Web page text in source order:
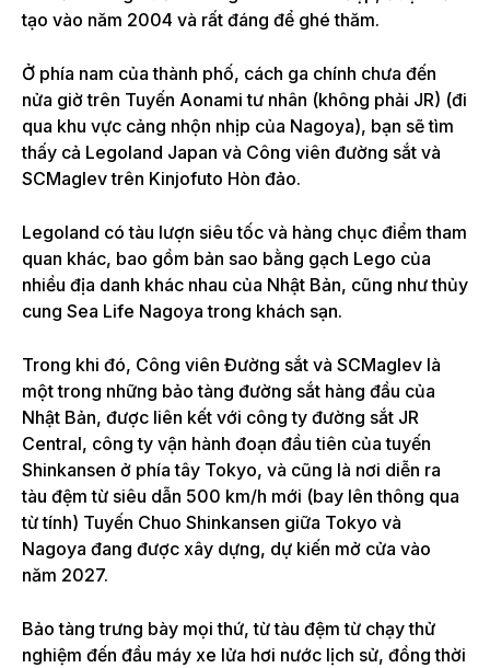
tạo vào năm 2004 và rất đáng để ghé thăm.
Ở phía nam của thành phố, cách ga chính chưa đến
nửa giờ trên Tuyến Aonami tư nhân (không phải JR) (đi
qua khu vực cảng nhộn nhịp của Nagoya), bạn sẽ tìm
thấy cả Legoland Japan và Công viên đường sắt và
SCMaglev trên Kinjofuto Hòn đảo.
Legoland có tàu lượn siêu tốc và hàng chục điểm tham
quan khác, bao gồm bản sao bằng gạch Lego của
nhiều địa danh khác nhau của Nhật Bản, cũng như thủy
cung Sea Life Nagoya trong khách sạn.
Trong khi đó, Công viên Đường sắt và SCMaglev là
một trong những bảo tàng đường sắt hàng đầu của
Nhật Bản, được liên kết với công ty đường sắt JR
Central, công ty vận hành đoạn đầu tiên của tuyến
Shinkansen ở phía tây Tokyo, và cũng là nơi diễn ra
tàu đệm từ siêu dẫn 500 km/h mới (bay lên thông qua
từ tính) Tuyến Chuo Shinkansen giữa Tokyo và
Nagoya đang được xây dựng, dự kiến ​​mở cửa vào
năm 2027.
Bảo tàng trưng bày mọi thứ, từ tàu đệm từ chạy thử
nghiệm đến đầu máy xe lửa hơi nước lịch sử, đồng thời